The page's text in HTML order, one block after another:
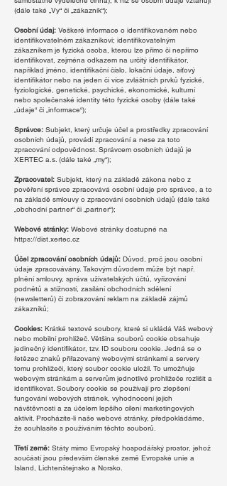
(dále také „Vy“ či „zákazník“);
Osobní údaj: Veškeré informace o identifikovaném nebo
identifikovatelném zákazníkovi; identifikovatelným
zákazníkem je fyzická osoba, kterou lze přímo či nepřímo
identifikovat, zejména odkazem na určitý identifikátor,
například jméno, identifikační číslo, lokační údaje, síťový
identifikátor nebo na jeden či více zvláštních prvků fyzické,
fyziologické, genetické, psychické, ekonomické, kulturní
nebo společenské identity této fyzické osoby (dále také
„údaje“ či „informace“);
Správce: Subjekt, který určuje účel a prostředky zpracování
osobních údajů, provádí zpracování a nese za toto
zpracování odpovědnost. Správcem osobních údajů je
XERTEC a.s. (dále také „my“);
Zpracovatel: Subjekt, který na základě zákona nebo z
pověření správce zpracovává osobní údaje pro správce, a to
na základě smlouvy o zpracování osobních údajů (dále také
„obchodní partner“ či „partner“);
Webové stránky: Webové stránky dostupné na
https://dist.xertec.cz
Účel zpracování osobních údajů: Důvod, proč jsou osobní
údaje zpracovávány. Takovým důvodem může být např.
plnění smlouvy, správa uživatelských účtů, vyřizování
podnětů a stížností, zasílání obchodních sdělení
(newsletterů) či zobrazování reklam na základě zájmů
zákazníků;
Cookies: Krátké textové soubory, které si ukládá Váš webový
nebo mobilní prohlížeč. Většina souborů cookie obsahuje
jedinečný identifikátor, tzv. ID souboru cookie. Jedná se o
řetězec znaků přiřazovaný webovými stránkami a servery
tomu prohlížeči, který soubor cookie uložil. To umožňuje
webovým stránkám a serverům jednotlivé prohlížeče rozlišit a
identifikovat. Soubory cookie se používají pro zlepšení
fungování webových stránek, vyhodnocení jejich
návštěvnosti a za účelem lepšího cílení marketingových
aktivit. Procházíte-li naše webové stránky, předpokládáme,
že souhlasíte s používáním těchto souborů.
Třetí země: Státy mimo Evropský hospodářský prostor, jehož
součástí jsou především členské země Evropské unie a
Island, Lichtenštejnsko a Norsko.